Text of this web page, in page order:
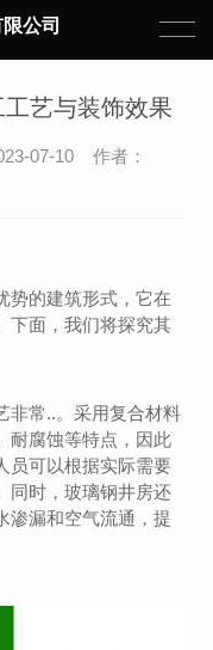
公司
艺与装饰效果
07-10 作者：
势的建筑形式，它在
下面，我们将探究其
非常..。采用复合材料
耐腐蚀等特点，因此
员可以根据实际需要
同时，玻璃钢井房还
渗漏和空气流通，提